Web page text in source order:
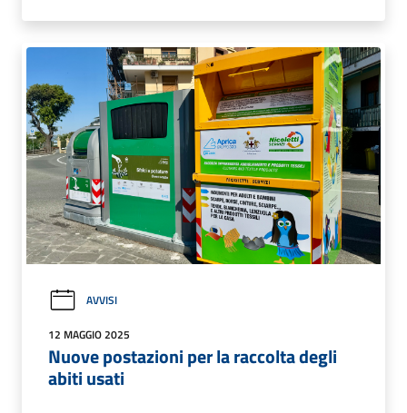
AVVISI
12 MAGGIO 2025
Nuove postazioni per la raccolta degli
abiti usati